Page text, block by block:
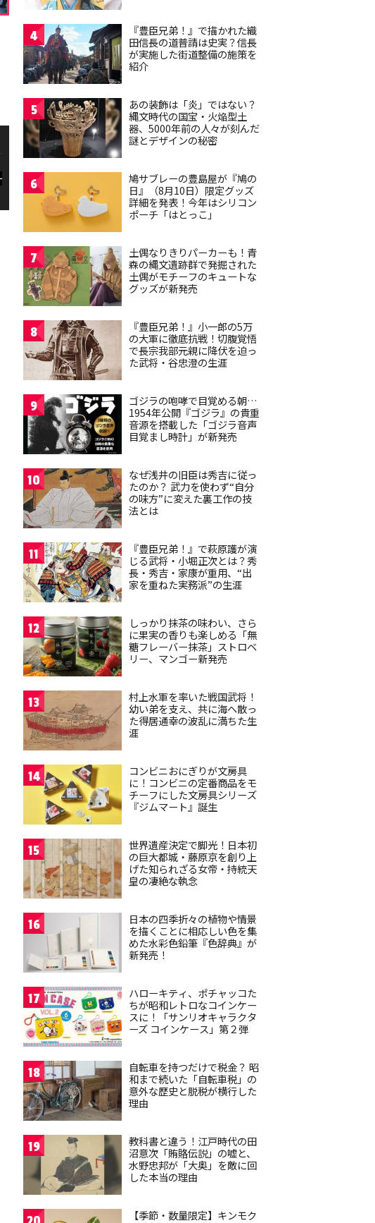
4
『豊臣兄弟！』で描かれた織
田信長の道普請は史実？信長
が実施した街道整備の施策を
紹介
5
あの装飾は「炎」ではない？
縄文時代の国宝・火焔型土
器、5000年前の人々が刻んだ
謎とデザインの秘密
6
鳩サブレーの豊島屋が『鳩の
日』（8月10日）限定グッズ
詳細を発表！今年はシリコン
ポーチ「はとっこ」
7
土偶なりきりパーカーも！青
森の縄文遺跡群で発掘された
土偶がモチーフのキュートな
グッズが新発売
8
『豊臣兄弟！』小一郎の5万
の大軍に徹底抗戦！切腹覚悟
で長宗我部元親に降伏を迫っ
た武将・谷忠澄の生涯
9
ゴジラの咆哮で目覚める朝…
1954年公開『ゴジラ』の貴重
音源を搭載した「ゴジラ音声
目覚まし時計」が新発売
10
なぜ浅井の旧臣は秀吉に従っ
たのか？ 武力を使わず“自分
の味方”に変えた裏工作の技
法とは
11
『豊臣兄弟！』で萩原護が演
じる武将・小堀正次とは？秀
長・秀吉・家康が重用、“出
家を重ねた実務派”の生涯
12
しっかり抹茶の味わい、さら
に果実の香りも楽しめる「無
糖フレーバー抹茶」ストロベ
リー、マンゴー新発売
13
村上水軍を率いた戦国武将！
幼い弟を支え、共に海へ散っ
た得居通幸の波乱に満ちた生
涯
14
コンビニおにぎりが文房具
に！コンビニの定番商品をモ
チーフにした文房具シリーズ
『ジムマート』誕生
15
世界遺産決定で脚光！日本初
の巨大都城・藤原京を創り上
げた知られざる女帝・持統天
皇の凄絶な執念
16
日本の四季折々の植物や情景
を描くことに相応しい色を集
めた水彩色鉛筆『色辞典』が
新発売！
17
ハローキティ、ポチャッコた
ちが昭和レトロなコインケー
スに！「サンリオキャラクタ
ーズ コインケース」第２弾
18
自転車を持つだけで税金？ 昭
和まで続いた「自転車税」の
意外な歴史と脱税が横行した
理由
19
教科書と違う！江戸時代の田
沼意次「賄賂伝説」の嘘と、
水野忠邦が「大奥」を敵に回
した本当の理由
【季節・数量限定】キンモク